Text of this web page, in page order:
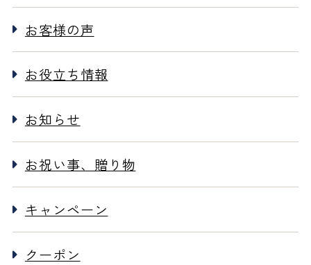
お客様の声
お役立ち情報
お知らせ
お祝い事、贈り物
キャンペーン
クーポン